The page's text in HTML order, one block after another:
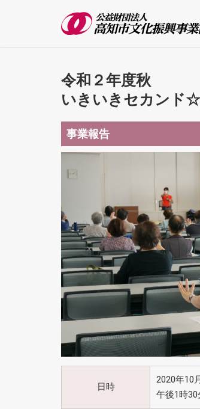
令和２年度秋
いきいきセカンド
事業報告
日時
2020年10
午後1時